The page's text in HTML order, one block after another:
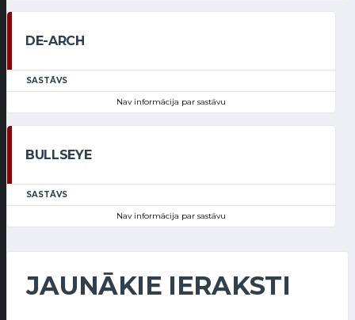
DE-ARCH
SASTĀVS
Nav informācija par sastāvu
BULLSEYE
SASTĀVS
Nav informācija par sastāvu
JAUNĀKIE IERAKSTI